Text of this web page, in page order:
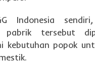
Indonesia
pabrik tersebut
kebutuhan popok